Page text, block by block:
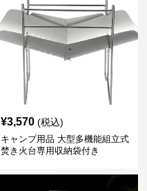
¥3,570 (税込)
キャンプ用品 大型多機能組立式
焚き火台専用収納袋付き